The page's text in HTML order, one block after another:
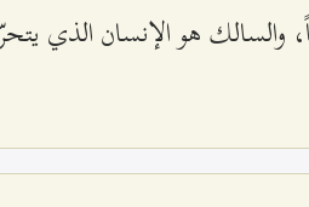
والسالك هو الإنسان الذي